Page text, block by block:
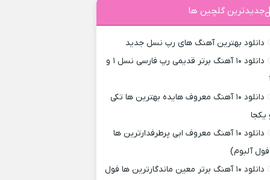
جدیدترین گلچین ها
دانلود بهترین آهنگ های رپ نسل جدید
دانلود ۱۰ آهنگ برتر قدیمی رپ فارسی نسل ۱ و
دانلود ۱۰ آهنگ معروف هایده بهترین ها تکی
یکجا
دانلود ۱۰ آهنگ معروف ابی پرطرفدارترین ها
آلبوم)
دانلود ۱۰ آهنگ برتر معین ماندگارترین ها فول